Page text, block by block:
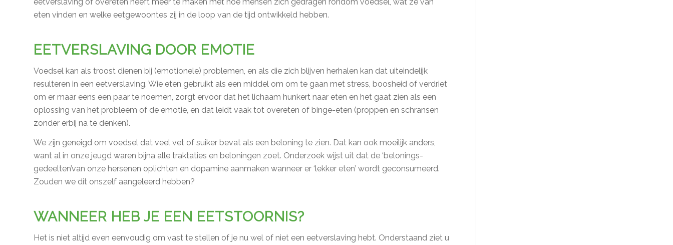
eten vinden en welke eetgewoontes zij in de loop van de tijd ontwikkeld hebben.
EETVERSLAVING DOOR EMOTIE
Voedsel kan als troost dienen bij (emotionele) problemen, en als die zich blijven herhalen kan dat uiteindelijk
resulteren in een eetverslaving. Wie eten gebruikt als een middel om om te gaan met stress, boosheid of verdriet
om er maar eens een paar te noemen, zorgt ervoor dat het lichaam hunkert naar eten en het gaat zien als een
oplossing van het probleem of de emotie, en dat leidt vaak tot overeten of binge-eten (proppen en schransen
zonder erbij na te denken).
We zijn geneigd om voedsel dat veel vet of suiker bevat als een beloning te zien. Dat kan ook moeilijk anders,
want al in onze jeugd waren bijna alle traktaties en beloningen zoet. Onderzoek wijst uit dat de ‘belonings-
gedeelten’van onze hersenen oplichten en dopamine aanmaken wanneer er ‘lekker eten’ wordt geconsumeerd.
Zouden we dit onszelf aangeleerd hebben?
WANNEER HEB JE EEN EETSTOORNIS?
Het is niet altijd even eenvoudig om vast te stellen of je nu wel of niet een eetverslaving hebt. Onderstaand ziet u